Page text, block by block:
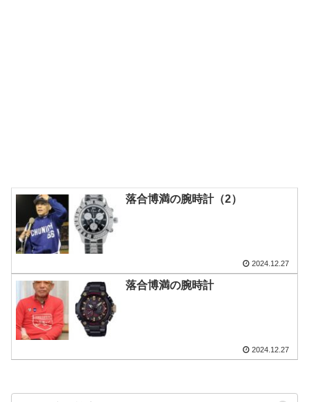
落合博満の腕時計（2）
2024.12.27
落合博満の腕時計
2024.12.27